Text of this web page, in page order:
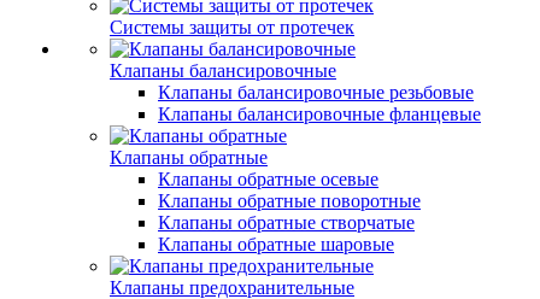
Системы защиты от протечек
Клапаны балансировочные
Клапаны балансировочные резьбовые
Клапаны балансировочные фланцевые
Клапаны обратные
Клапаны обратные осевые
Клапаны обратные поворотные
Клапаны обратные створчатые
Клапаны обратные шаровые
Клапаны предохранительные